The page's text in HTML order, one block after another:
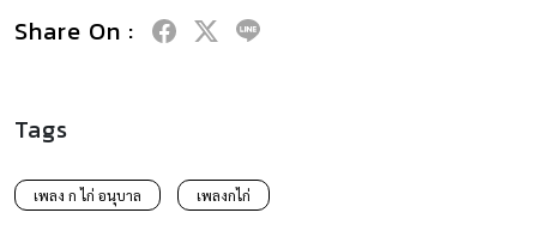
Share On :
Tags
เพลง ก ไก่ อนุบาล เพลงกไก่